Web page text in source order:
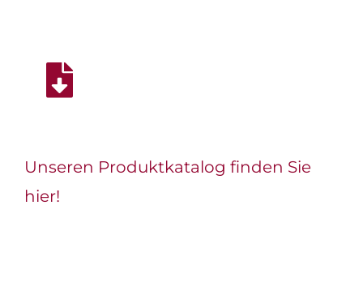
Unseren Produktkatalog finden Sie
hier!